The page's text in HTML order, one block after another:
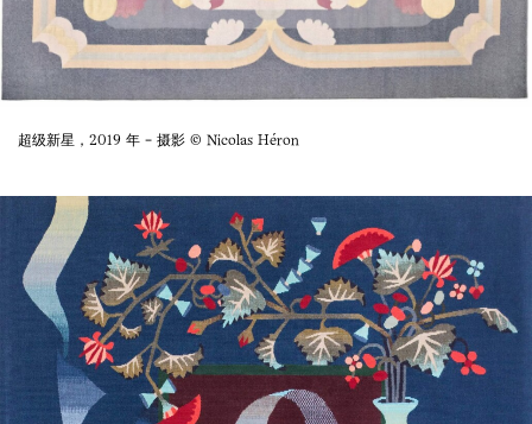
超级新星，2019 年 - 摄影 © Nicolas Héron